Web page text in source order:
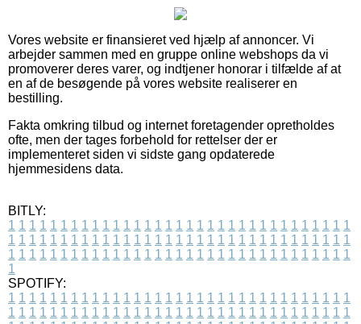
Vores website er finansieret ved hjælp af annoncer. Vi
arbejder sammen med en gruppe online webshops da vi
promoverer deres varer, og indtjener honorar i tilfælde af at
en af de besøgende på vores website realiserer en
bestilling.
Fakta omkring tilbud og internet foretagender opretholdes
ofte, men der tages forbehold for rettelser der er
implementeret siden vi sidste gang opdaterede
hjemmesidens data.
BITLY:
1 1 1 1 1 1 1 1 1 1 1 1 1 1 1 1 1 1 1 1 1 1 1 1 1 1 1 1 1 1 1 1 1
1 1 1 1 1 1 1 1 1 1 1 1 1 1 1 1 1 1 1 1 1 1 1 1 1 1 1 1 1 1 1 1 1
1 1 1 1 1 1 1 1 1 1 1 1 1 1 1 1 1 1 1 1 1 1 1 1 1 1 1 1 1 1 1 1 1
1
SPOTIFY:
1 1 1 1 1 1 1 1 1 1 1 1 1 1 1 1 1 1 1 1 1 1 1 1 1 1 1 1 1 1 1 1 1
1 1 1 1 1 1 1 1 1 1 1 1 1 1 1 1 1 1 1 1 1 1 1 1 1 1 1 1 1 1 1 1 1